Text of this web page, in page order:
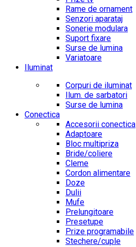
Rame de ornament
Senzori aparataj
Sonerie modulara
Suport fixare
Surse de lumina
Variatoare
Iluminat
Corpuri de iluminat
Ilum. de sarbatori
Surse de lumina
Conectica
Accesorii conectica
Adaptoare
Bloc multipriza
Bride/coliere
Cleme
Cordon alimentare
Doze
Dulii
Mufe
Prelungitoare
Presetupe
Prize programabile
Stechere/cuple